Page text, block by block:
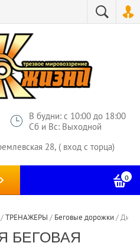
В будни: с 10:00 до 18:00
Сб и Вс: Выходной
28, ( вход с торца)
0
/ТРЕНАЖЕРЫ / Беговые дорожки /
БЕГОВАЯ